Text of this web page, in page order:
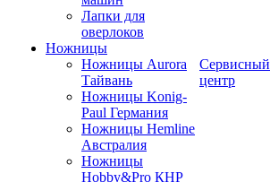
Лапки для
оверлоков
Ножницы
Ножницы Aurora
Тайвань
Ножницы Konig-
Paul Германия
Ножницы Hemline
Австралия
Ножницы
Hobby&Pro КНР
Сервисный
центр